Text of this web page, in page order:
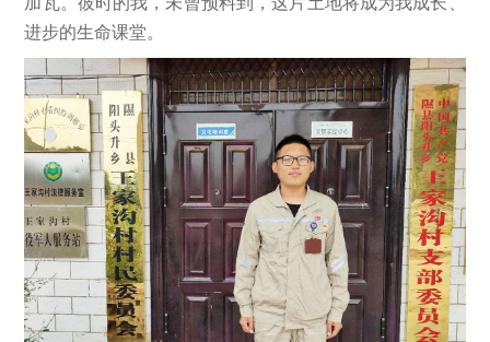
进步的生命课堂。